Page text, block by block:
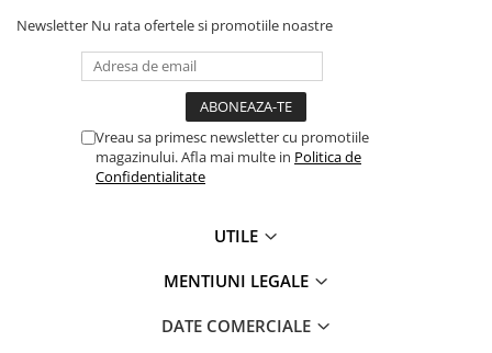
Newsletter Nu rata ofertele si promotiile noastre
Vreau sa primesc newsletter cu promotiile
magazinului. Afla mai multe in Politica de
Confidentialitate
UTILE
MENTIUNI LEGALE
DATE COMERCIALE